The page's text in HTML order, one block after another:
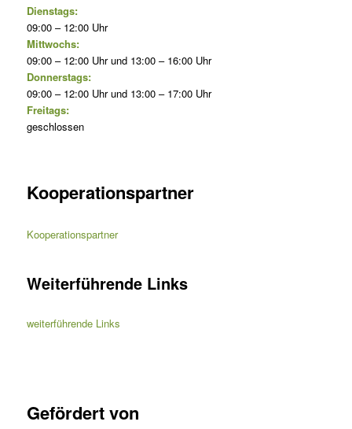
Dienstags:
09:00 – 12:00 Uhr
Mittwochs:
09:00 – 12:00 Uhr und 13:00 – 16:00 Uhr
Donnerstags:
09:00 – 12:00 Uhr und 13:00 – 17:00 Uhr
Freitags:
geschlossen
Kooperationspartner
Kooperationspartner
Weiterführende Links
weiterführende Links
Gefördert von